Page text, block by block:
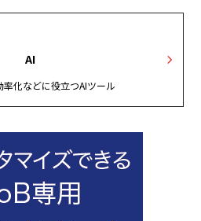
AI
化などに役立つAIツール